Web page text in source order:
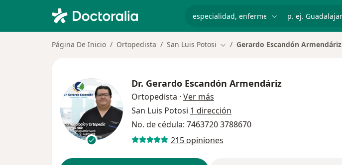
Página De Inicio Ortopedista San Luis Potosi Cambiar de ciudad
Gerardo Escandón Armendáriz
Dr. Gerardo Escandón Armendáriz
Ortopedista · Ver más
San Luis Potosi 1 dirección
No. de cédula: 7463720 3788670
215 opiniones